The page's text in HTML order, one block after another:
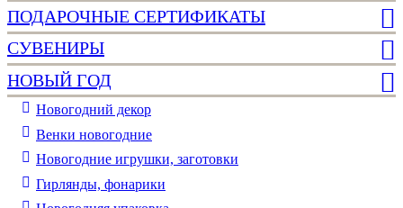
ПОДАРОЧНЫЕ СЕРТИФИКАТЫ
СУВЕНИРЫ
НОВЫЙ ГОД
Новогодний декор
Венки новогодние
Новогодние игрушки, заготовки
Гирлянды, фонарики